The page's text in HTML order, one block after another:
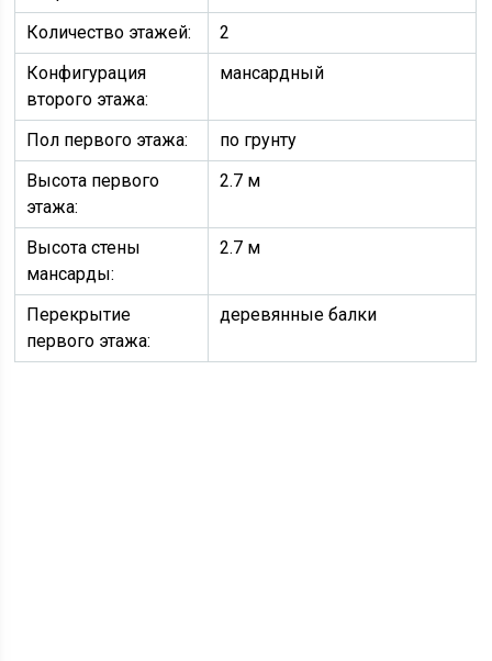
Количество этажей:
2
Конфигурация
второго этажа:
мансардный
Пол первого этажа:
по грунту
Высота первого
этажа:
2.7 м
Высота стены
мансарды:
2.7 м
Перекрытие
первого этажа:
деревянные балки